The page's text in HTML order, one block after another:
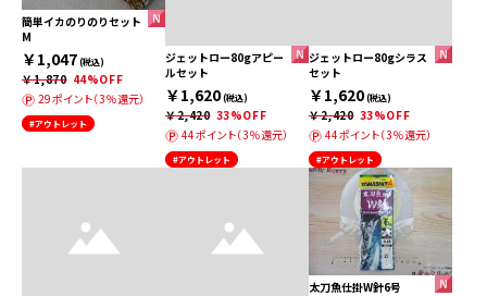
簡単イカのりのりセット
M
￥1,047(税込)
￥1,870 44%OFF
29ポイント（3％還元）
#アウトレット
ジェットロー80gアピー
ルセット
￥1,620(税込)
￥2,420 33%OFF
44ポイント（3％還元）
#アウトレット
ジェットロー80gシラス
セット
￥1,620(税込)
￥2,420 33%OFF
44ポイント（3％還元）
#アウトレット
太刀魚仕掛W針6号